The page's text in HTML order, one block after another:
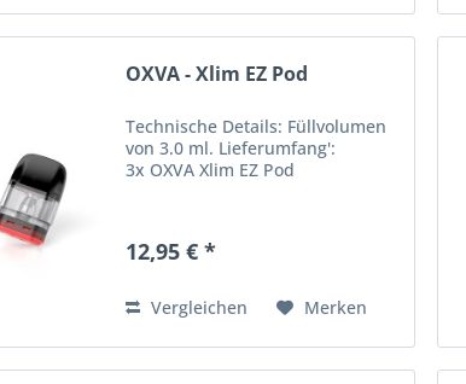
OXVA - Xlim EZ Pod
Technische Details: Füllvolumen
von 3.0 ml. Lieferumfang':
3x OXVA Xlim EZ Pod
12,95 € *
Vergleichen Merken